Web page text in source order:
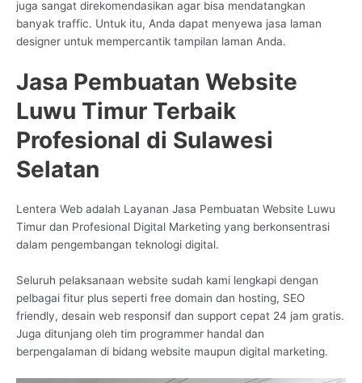
juga sangat direkomendasikan agar bisa mendatangkan
banyak traffic. Untuk itu, Anda dapat menyewa jasa laman
designer untuk mempercantik tampilan laman Anda.
Jasa Pembuatan Website
Luwu Timur Terbaik
Profesional di Sulawesi
Selatan
Lentera Web adalah Layanan Jasa Pembuatan Website Luwu
Timur dan Profesional Digital Marketing yang berkonsentrasi
dalam pengembangan teknologi digital.
Seluruh pelaksanaan website sudah kami lengkapi dengan
pelbagai fitur plus seperti free domain dan hosting, SEO
friendly, desain web responsif dan support cepat 24 jam gratis.
Juga ditunjang oleh tim programmer handal dan
berpengalaman di bidang website maupun digital marketing.